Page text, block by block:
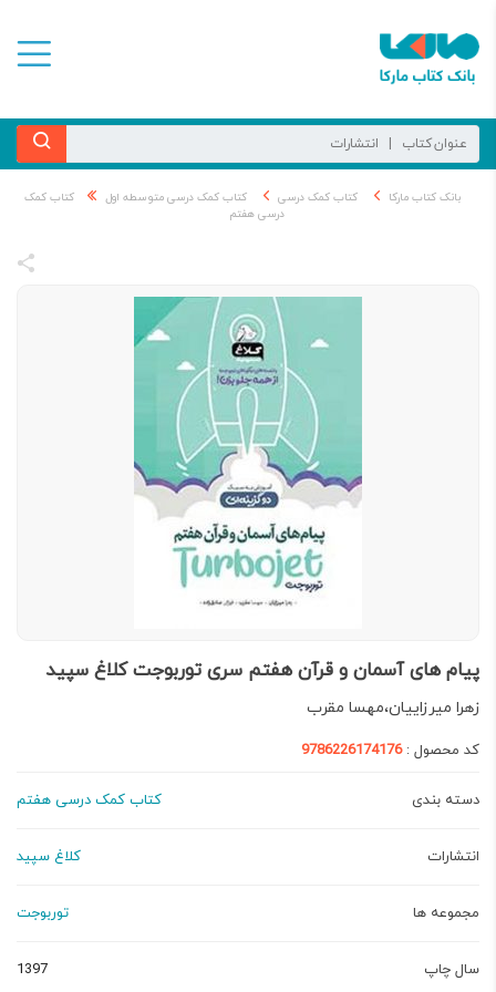
بانک کتاب مارکا کتاب کمک درسی کتاب کمک درسی متوسطه اول
کتاب کمک
درسی هفتم
پیام های آسمان و قرآن هفتم سری توربوجت کلاغ سپید
زهرا میرزاییان،مهسا مقرب
کد محصول :9786226174176
دسته بندی کتاب کمک درسی هفتم
انتشارات کلاغ سپید
مجموعه ها توربوجت
سال چاپ 1397